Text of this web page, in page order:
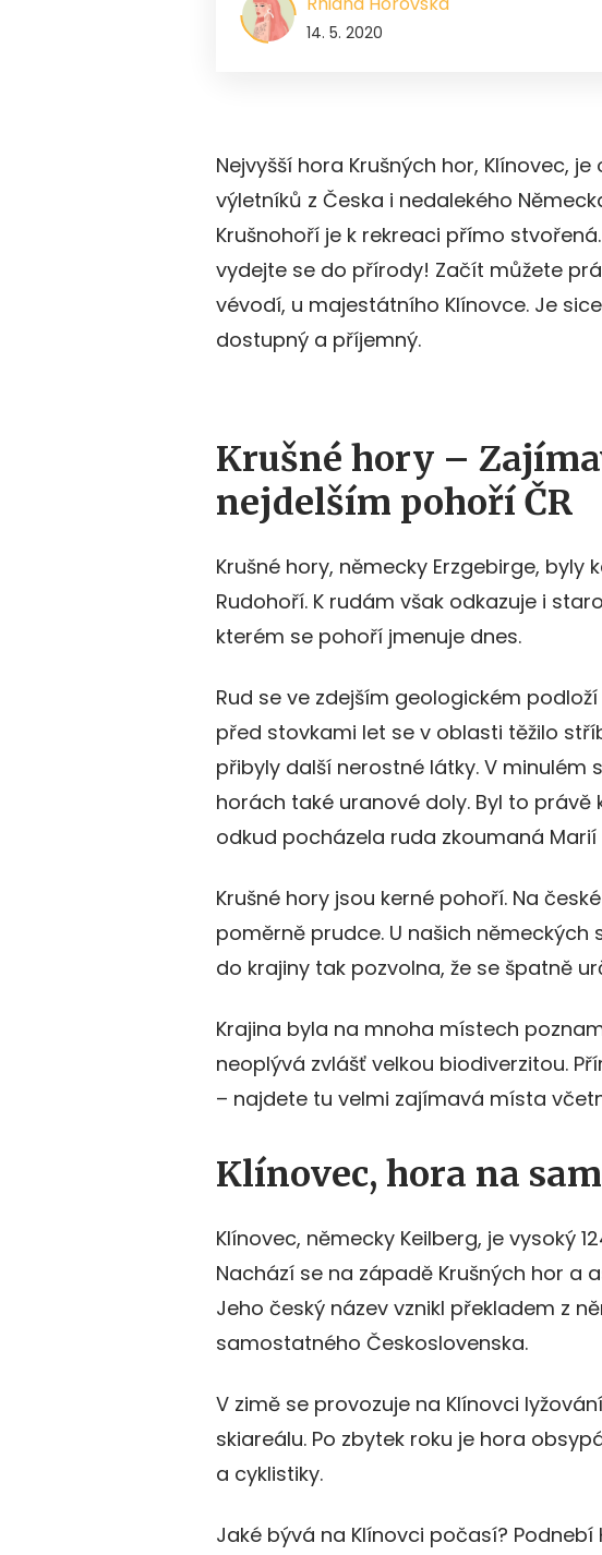
14. 5. 2020
Nejvyšší hora Krušných hor, Klínovec,
výletníků z Česka i nedalekého
Krušnohoří je k rekreaci přímo
vydejte se do přírody! Začít můžete
vévodí, u majestátního Klínovce. Je
dostupný a příjemný.
Krušné hory –
nejdelším pohoří ČR
Krušné hory, německy Erzgebirge, byly
Rudohoří. K rudám však odkazuje i
kterém se pohoří jmenuje dnes.
Rud se ve zdejším geologickém
před stovkami let se v oblasti těžilo
přibyly další nerostné látky. V minulém
horách také uranové doly. Byl to právě
odkud pocházela ruda zkoumaná Marií
Krušné hory jsou kerné pohoří. Na
poměrně prudce. U našich
do krajiny tak pozvolna, že se špatně
Krajina byla na mnoha místech
neoplývá zvlášť velkou biodiverzitou.
– najdete tu velmi zajímavá místa
Klínovec, hora na
Klínovec, německy Keilberg, je vysoký
Nachází se na západě Krušných hor a
Jeho český název vznikl překladem z
samostatného Československa.
V zimě se provozuje na Klínovci
skiareálu. Po zbytek roku je hora
a cyklistiky.
Jaké bývá na Klínovci počasí? Podnebí